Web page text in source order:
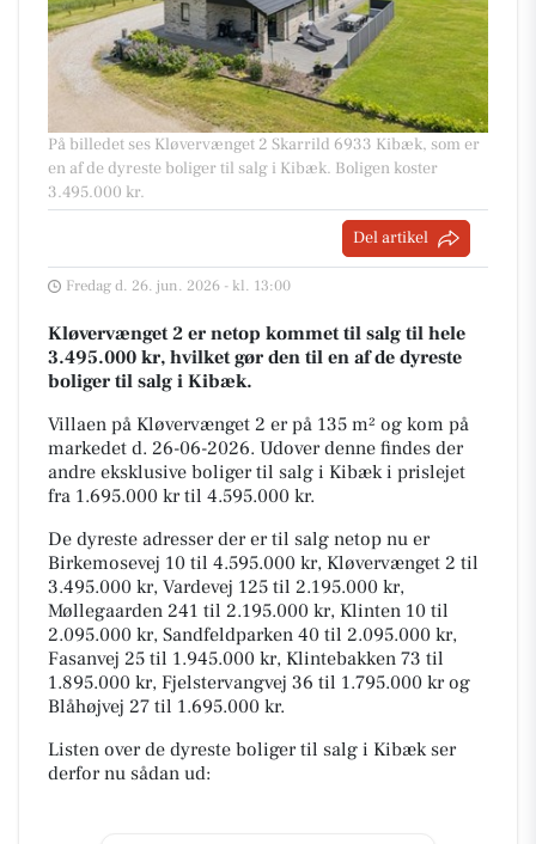
På billedet ses Kløvervænget 2 Skarrild 6933 Kibæk, som er
en af de dyreste boliger til salg i Kibæk. Boligen koster
3.495.000 kr.
Del artikel
Fredag d. 26. jun. 2026 - kl. 13:00
Kløvervænget 2 er netop kommet til salg til hele
3.495.000 kr, hvilket gør den til en af de dyreste
boliger til salg i Kibæk.
Villaen på Kløvervænget 2 er på 135 m² og kom på
markedet d. 26-06-2026. Udover denne findes der
andre eksklusive boliger til salg i Kibæk i prislejet
fra 1.695.000 kr til 4.595.000 kr.
De dyreste adresser der er til salg netop nu er
Birkemosevej 10 til 4.595.000 kr, Kløvervænget 2 til
3.495.000 kr, Vardevej 125 til 2.195.000 kr,
Møllegaarden 241 til 2.195.000 kr, Klinten 10 til
2.095.000 kr, Sandfeldparken 40 til 2.095.000 kr,
Fasanvej 25 til 1.945.000 kr, Klintebakken 73 til
1.895.000 kr, Fjelstervangvej 36 til 1.795.000 kr og
Blåhøjvej 27 til 1.695.000 kr.
Listen over de dyreste boliger til salg i Kibæk ser
derfor nu sådan ud: